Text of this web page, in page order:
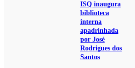
ISQ inaugura
biblioteca
interna
apadrinhada
por José
Rodrigues dos
Santos